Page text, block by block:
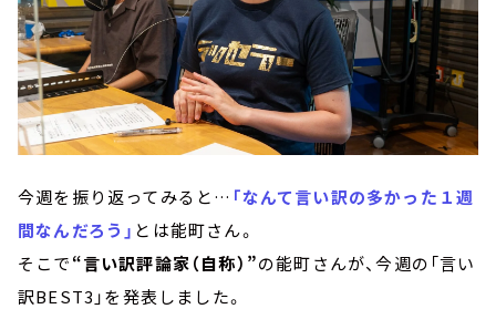
今週を振り返ってみると… 「なんて言い訳の多かった１週
間なんだろう」 とは能町さん。
そこで“言い訳評論家（自称）”の能町さんが、今週の「言い
訳BEST3」を発表しました。